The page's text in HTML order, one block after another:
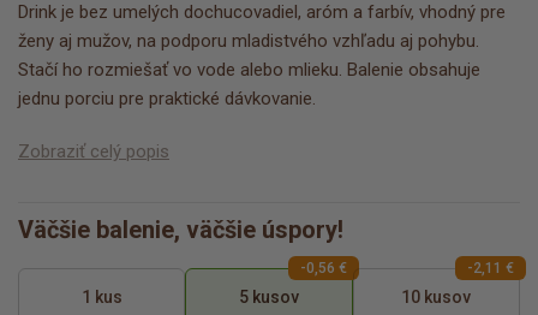
Drink je bez umelých dochucovadiel, aróm a farbív, vhodný pre
ženy aj mužov, na podporu mladistvého vzhľadu aj pohybu.
Stačí ho rozmiešať vo vode alebo mlieku. Balenie obsahuje
jednu porciu pre praktické dávkovanie.
Zobraziť celý popis
Väčšie balenie, väčšie úspory!
1 kus 5 kusov
-0,56 €
10 kusov
-2,11 €